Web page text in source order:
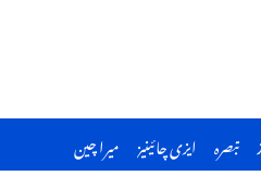
تبصرہ ایزی چائینیز میرا چین